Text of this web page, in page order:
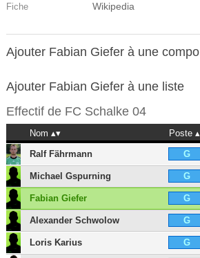
Fiche Wikipedia
Ajouter Fabian Giefer à une compo
Ajouter Fabian Giefer à une liste
Effectif de FC Schalke 04
Nom Poste
Ralf Fährmann
G
Michael Gspurning G
Fabian Giefer G
Alexander Schwolow G
Loris Karius G